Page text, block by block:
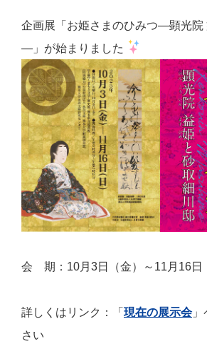
企画展「お姫さまのひみつ―顕光院
―」が始まりました
会 期：10月3日（金）～11月16日
詳しくはリンク：「 現在の展示会」
さい